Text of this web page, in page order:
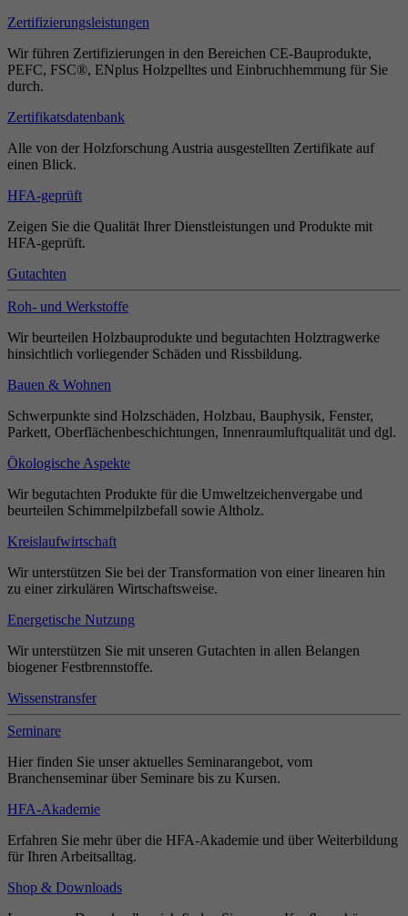
Zertifizierungsleistungen
Wir führen Zertifizierungen in den Bereichen CE-Bauprodukte,
PEFC, FSC®, ENplus Holzpelltes und Einbruchhemmung für Sie
durch.
Zertifikatsdatenbank
Alle von der Holzforschung Austria ausgestellten Zertifikate auf
einen Blick.
HFA-geprüft
Zeigen Sie die Qualität Ihrer Dienstleistungen und Produkte mit
HFA-geprüft.
Gutachten
Roh- und Werkstoffe
Wir beurteilen Holzbauprodukte und begutachten Holztragwerke
hinsichtlich vorliegender Schäden und Rissbildung.
Bauen & Wohnen
Schwerpunkte sind Holzschäden, Holzbau, Bauphysik, Fenster,
Parkett, Oberflächenbeschichtungen, Innenraumluftqualität und dgl.
Ökologische Aspekte
Wir begutachten Produkte für die Umweltzeichenvergabe und
beurteilen Schimmelpilzbefall sowie Altholz.
Kreislaufwirtschaft
Wir unterstützen Sie bei der Transformation von einer linearen hin
zu einer zirkulären Wirtschaftsweise.
Energetische Nutzung
Wir unterstützen Sie mit unseren Gutachten in allen Belangen
biogener Festbrennstoffe.
Wissenstransfer
Seminare
Hier finden Sie unser aktuelles Seminarangebot, vom
Branchenseminar über Seminare bis zu Kursen.
HFA-Akademie
Erfahren Sie mehr über die HFA-Akademie und über Weiterbildung
für Ihren Arbeitsalltag.
Shop & Downloads